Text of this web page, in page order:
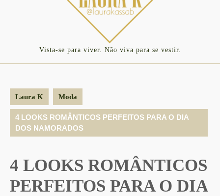
Vista-se para viver. Não viva para se vestir.
Laura K Moda
4 LOOKS ROMÂNTICOS PERFEITOS PARA O DIA
DOS NAMORADOS
4 LOOKS ROMÂNTICOS
PERFEITOS PARA O DIA